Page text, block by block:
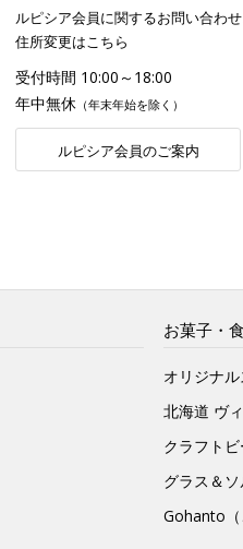
ルピシア会員に関するお問い合わせ
住所変更はこちら
受付時間 10:00～18:00
年中無休 （年末年始を除く）
ルピシア会員のご案内
お菓子・
オリジナ
北海道 ヴ
クラフト
グラス＆
Gohanto（